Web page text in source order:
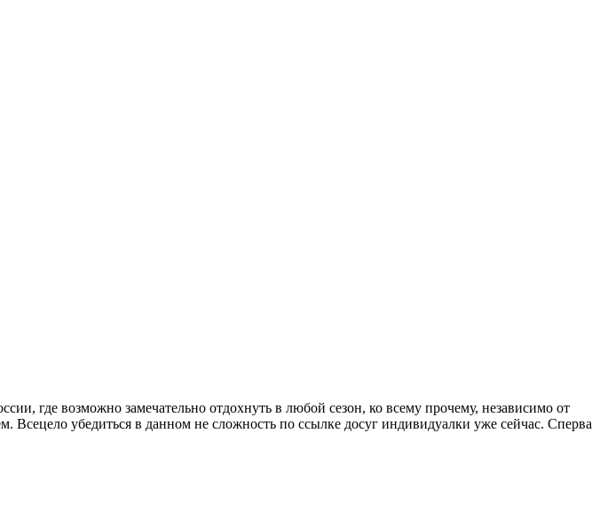
где возможно замечательно отдохнуть в любой сезон, ко всему прочему, независимо от
Всецело убедиться в данном не сложность по ссылке досуг индивидуалки уже сейчас. Сперва